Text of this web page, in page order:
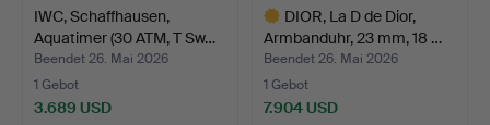
IWC, Schaffhausen,
Aquatimer (30 ATM, T Sw…
Beendet 26. Mai 2026
1 Gebot
3.689 USD
DIOR, La D de Dior,
Armbanduhr, 23 mm, 18 …
Beendet 26. Mai 2026
1 Gebot
7.904 USD